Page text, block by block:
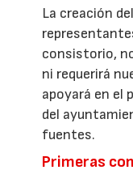
La creación
consistorio,
ni requerirá
apoyará en el
del
fuentes.
Primeras